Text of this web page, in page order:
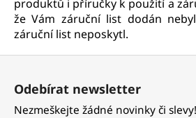
produktů i příručky k použití a
že Vám záruční list dodán
záruční list neposkytl.
Z
Odebírat newsletter
Nezmeškejte žádné novinky či slevy!